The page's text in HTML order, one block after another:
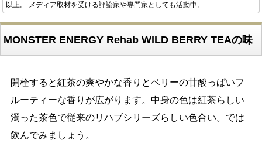
以上。 メディア取材を受ける評論家や専門家としても活動中。
MONSTER ENERGY Rehab WILD BERRY TEAの味
開栓すると紅茶の爽やかな香りとベリーの甘酸っぱいフ
ルーティーな香りが広がります。中身の色は紅茶らしい
濁った茶色で従来のリハブシリーズらしい色合い。では
飲んでみましょう。